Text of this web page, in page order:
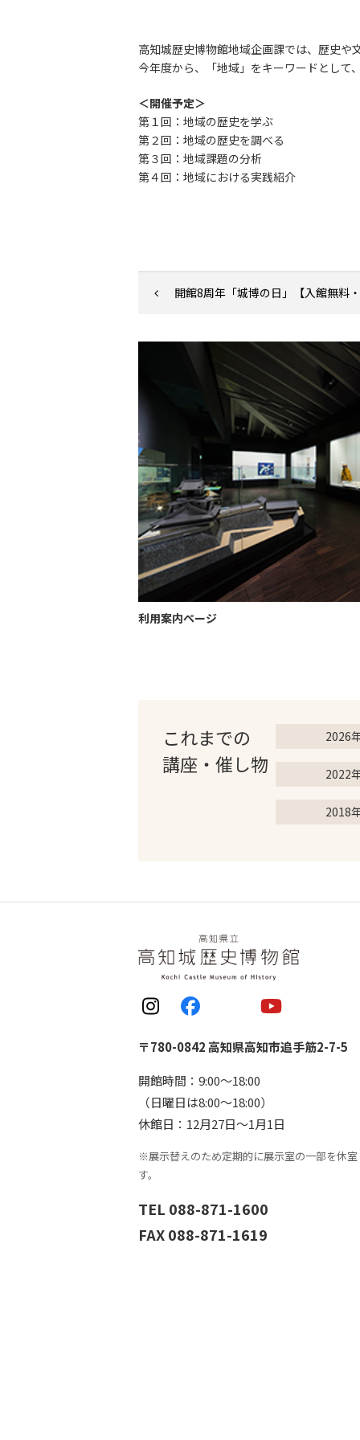
高知城歴史博物館地域企画課では、歴史や
今年度から、「地域」をキーワードとして
＜開催予定＞
第１回：地域の歴史を学ぶ
第２回：地域の歴史を調べる
第３回：地域課題の分析
第４回：地域における実践紹介
開館8周年「城博の日」【入館無料
利用案内ページ
これまでの
講座・催し物
2026
2022
2018
〒780-0842 高知県高知市追手筋2-7-5
開館時間：9:00〜18:00
（日曜日は8:00〜18:00）
休館日：12月27日〜1月1日
※展示替えのため定期的に展示室の一部を休
す。
TEL 088-871-1600
FAX 088-871-1619